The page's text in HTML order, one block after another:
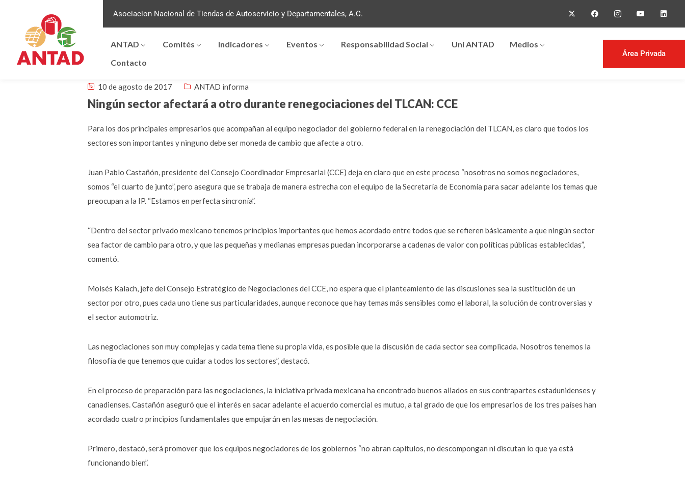
Asociacion Nacional de Tiendas de Autoservicio y Departamentales, A.C.
ANTAD Comités Indicadores Eventos Responsabilidad Social Uni ANTAD
Medios
Contacto
Área Privada
10 de agosto de 2017 ANTAD informa
Ningún sector afectará a otro durante renegociaciones del TLCAN: CCE
Para los dos principales empresarios que acompañan al equipo negociador del gobierno federal en la renegociación del TLCAN, es claro que todos los
sectores son importantes y ninguno debe ser moneda de cambio que afecte a otro.
Juan Pablo Castañón, presidente del Consejo Coordinador Empresarial (CCE) deja en claro que en este proceso “nosotros no somos negociadores,
somos “el cuarto de junto”, pero asegura que se trabaja de manera estrecha con el equipo de la Secretaría de Economía para sacar adelante los temas que
preocupan a la IP. “Estamos en perfecta sincronía”.
“Dentro del sector privado mexicano tenemos principios importantes que hemos acordado entre todos que se refieren básicamente a que ningún sector
sea factor de cambio para otro, y que las pequeñas y medianas empresas puedan incorporarse a cadenas de valor con políticas públicas establecidas”,
comentó.
Moisés Kalach, jefe del Consejo Estratégico de Negociaciones del CCE, no espera que el planteamiento de las discusiones sea la sustitución de un
sector por otro, pues cada uno tiene sus particularidades, aunque reconoce que hay temas más sensibles como el laboral, la solución de controversias y
el sector automotriz.
Las negociaciones son muy complejas y cada tema tiene su propia vida, es posible que la discusión de cada sector sea complicada. Nosotros tenemos la
filosofía de que tenemos que cuidar a todos los sectores”, destacó.
En el proceso de preparación para las negociaciones, la iniciativa privada mexicana ha encontrado buenos aliados en sus contrapartes estadunidenses y
canadienses. Castañón aseguró que el interés en sacar adelante el acuerdo comercial es mutuo, a tal grado de que los empresarios de los tres países han
acordado cuatro principios fundamentales que empujarán en las mesas de negociación.
Primero, destacó, será promover que los equipos negociadores de los gobiernos “no abran capítulos, no descompongan ni discutan lo que ya está
funcionando bien”.